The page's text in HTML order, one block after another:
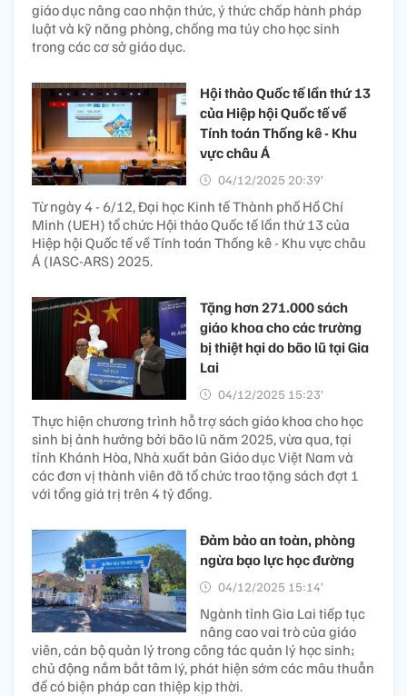
giáo dục nâng cao nhận thức, ý thức chấp hành pháp
luật và kỹ năng phòng, chống ma túy cho học sinh
trong các cơ sở giáo dục.
Hội thảo Quốc tế lần thứ 13
của Hiệp hội Quốc tế về
Tính toán Thống kê - Khu
vực châu Á
04/12/2025 20:39’
Từ ngày 4 - 6/12, Đại học Kinh tế Thành phố Hồ Chí
Minh (UEH) tổ chức Hội thảo Quốc tế lần thứ 13 của
Hiệp hội Quốc tế về Tính toán Thống kê - Khu vực châu
Á (IASC-ARS) 2025.
Tặng hơn 271.000 sách
giáo khoa cho các trường
bị thiệt hại do bão lũ tại Gia
Lai
04/12/2025 15:23’
Thực hiện chương trình hỗ trợ sách giáo khoa cho học
sinh bị ảnh hưởng bởi bão lũ năm 2025, vừa qua, tại
tỉnh Khánh Hòa, Nhà xuất bản Giáo dục Việt Nam và
các đơn vị thành viên đã tổ chức trao tặng sách đợt 1
với tổng giá trị trên 4 tỷ đồng.
Đảm bảo an toàn, phòng
ngừa bạo lực học đường
04/12/2025 15:14’
Ngành tỉnh Gia Lai tiếp tục
nâng cao vai trò của giáo
viên, cán bộ quản lý trong công tác quản lý học sinh;
chủ động nắm bắt tâm lý, phát hiện sớm các mâu thuẫn
để có biện pháp can thiệp kịp thời.